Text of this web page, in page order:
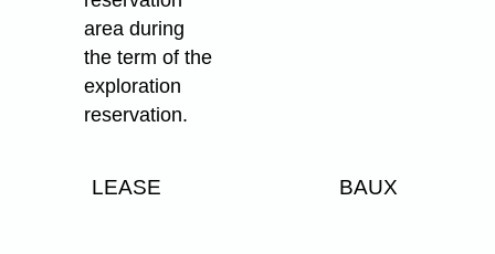
area during
the term of the
exploration
reservation.
LEASE BAUX